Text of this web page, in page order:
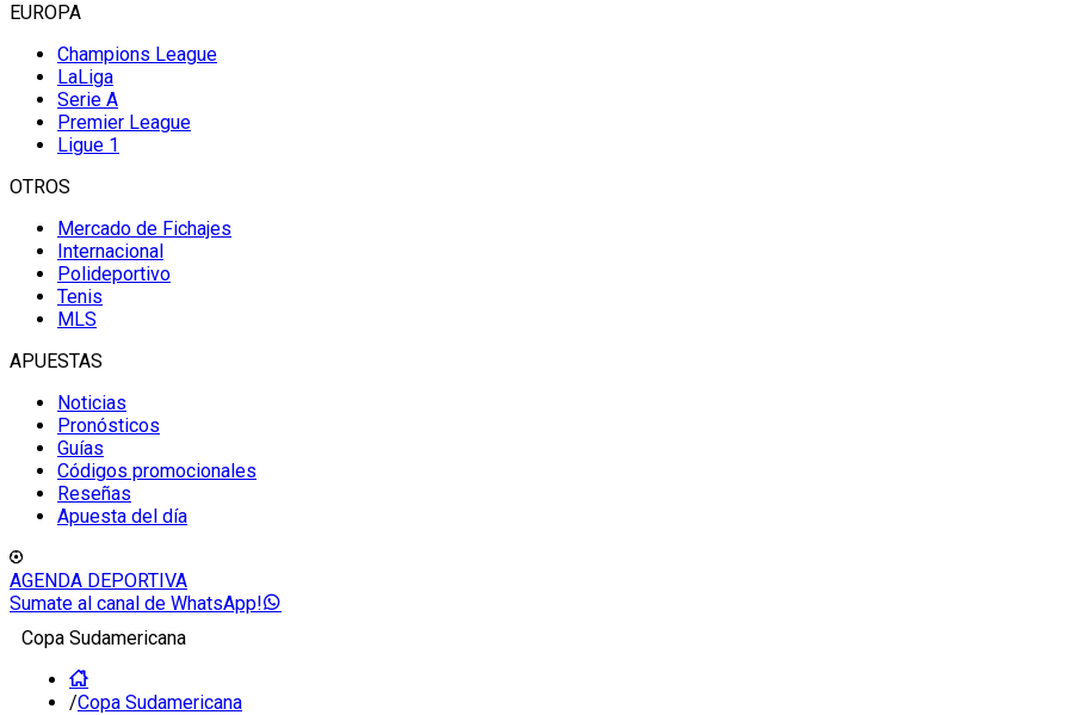
EUROPA
Champions League
LaLiga
Serie A
Premier League
Ligue 1
OTROS
Mercado de Fichajes
Internacional
Polideportivo
Tenis
MLS
APUESTAS
Noticias
Pronósticos
Guías
Códigos promocionales
Reseñas
Apuesta del día
AGENDA DEPORTIVA
Sumate al canal de WhatsApp!
Copa Sudamericana
/Copa Sudamericana